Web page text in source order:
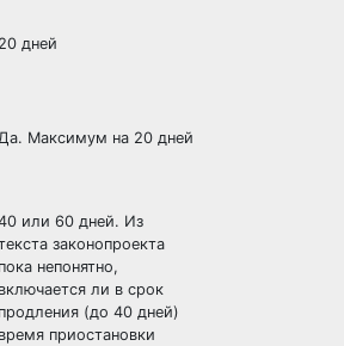
20 дней
Максимум на 20 дней
или 60 дней. Из
законопроекта
пока непонятно,
включается ли в срок
продления (до 40 дней)
время приостановки